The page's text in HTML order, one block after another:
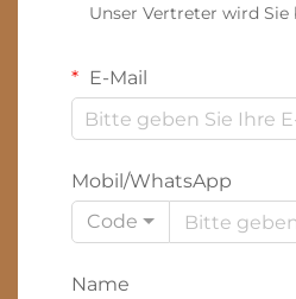
Unser Vertreter wird
E-Mail
Mobil/WhatsApp
Code
Name